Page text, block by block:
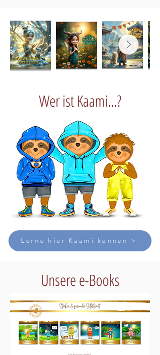
Wer ist Kaami...?
Lerne hier Kaami kennen >
Unsere e-Books